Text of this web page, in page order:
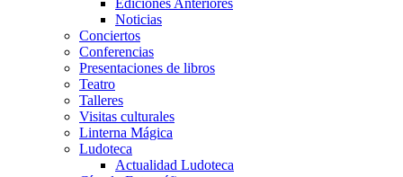
Noticias
Conciertos
Conferencias
Presentaciones de libros
Teatro
Talleres
Visitas culturales
Linterna Mágica
Ludoteca
Actualidad Ludoteca